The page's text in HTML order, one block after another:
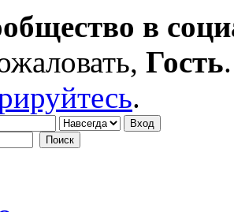
в
Гость
.